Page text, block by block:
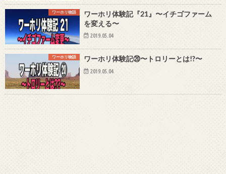
ワーホリ物語
ワーホリ体験記『21』〜イチゴファーム
を変える〜
2019.05.04
ワーホリ物語 ワーホリ体験記⑳〜トロリーとは!?〜
2019.05.04